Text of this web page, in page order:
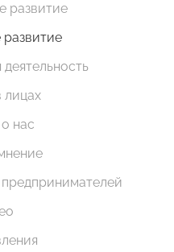
развитие
нас